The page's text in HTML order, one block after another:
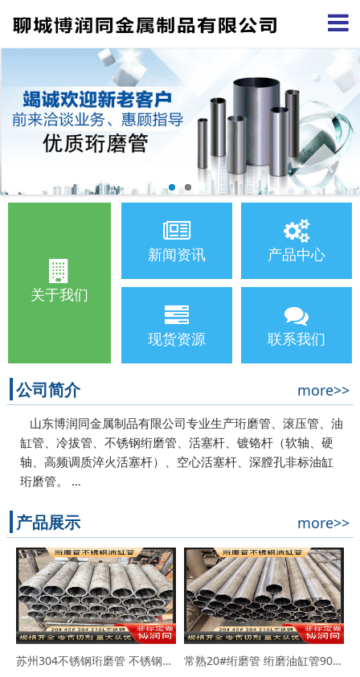
关于我们
新闻资讯 产品中心
现货资源 联系我们
公司简介 more>>
山东博润同金属制品有限公司专业生产珩磨管、滚压管、油
缸管、冷拔管、不锈钢绗磨管、活塞杆、镀铬杆（软轴、硬
轴、高频调质淬火活塞杆）、空心活塞杆、深膛孔非标油缸
珩磨管。 …
产品展示 more>>
苏州304不锈钢珩磨管 不锈钢缸筒90*102 63*73 常熟20#绗磨管 绗磨油缸管90*114 100*110